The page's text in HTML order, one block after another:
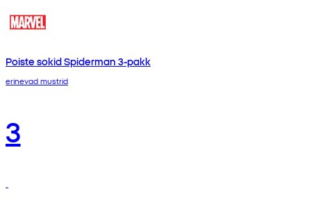
Poiste sokid Spiderman 3-pakk
erinevad mustrid
3